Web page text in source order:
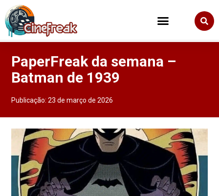
PaperFreak da semana –
Batman de 1939
Publicação:23 de março de 2026